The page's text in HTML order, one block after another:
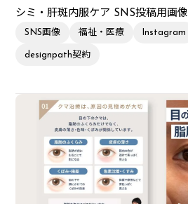
シミ・肝斑内服ケア SNS投稿用画像
SNS画像 福祉・医療 Instagram
designpath契約